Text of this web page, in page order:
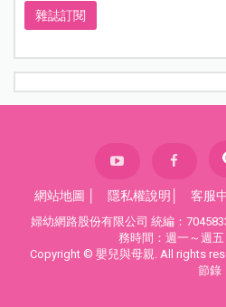
雜誌訂閱
網站地圖 隱私權說明 客服
婦幼網路股份有限公司 統編：
務時間：週一～週
Copyright © 嬰兒與母親. All rights
節錄